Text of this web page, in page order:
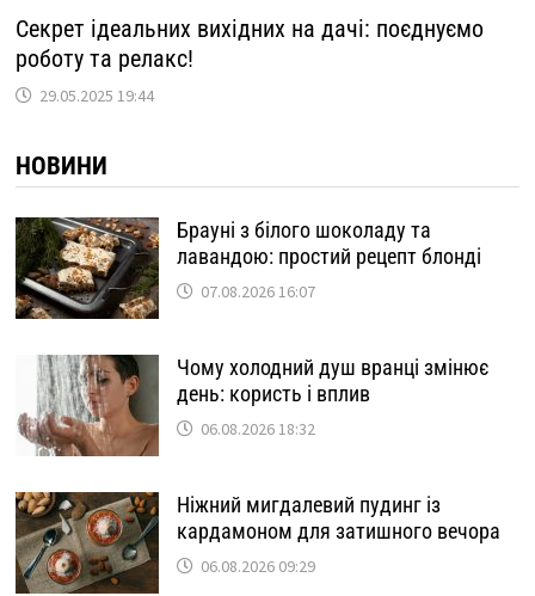
Секрет ідеальних вихідних на дачі: поєднуємо
роботу та релакс!
29.05.2025 19:44
НОВИНИ
Брауні з білого шоколаду та
лавандою: простий рецепт блонді
07.08.2026 16:07
Чому холодний душ вранці змінює
день: користь і вплив
06.08.2026 18:32
Ніжний мигдалевий пудинг із
кардамоном для затишного вечора
06.08.2026 09:29